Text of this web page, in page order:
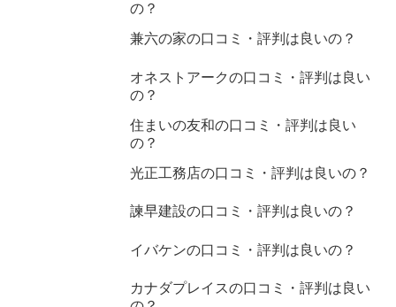
の？
兼六の家の口コミ・評判は良いの？
オネストアークの口コミ・評判は良い
の？
住まいの友和の口コミ・評判は良い
の？
光正工務店の口コミ・評判は良いの？
諫早建設の口コミ・評判は良いの？
イバケンの口コミ・評判は良いの？
カナダプレイスの口コミ・評判は良い